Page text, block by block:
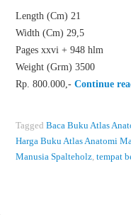
Length (Cm) 21
Width (Cm) 29,5
Pages xxvi + 948 hlm
Weight (Grm) 3500
Rp. 800.000,- Continue
Tagged Baca Buku Atlas
Harga Buku Atlas Anatomi
Manusia Spalteholz, tempat